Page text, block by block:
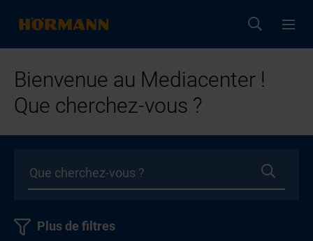
Bienvenue au Mediacenter !
Que cherchez-vous ?
Plus de filtres